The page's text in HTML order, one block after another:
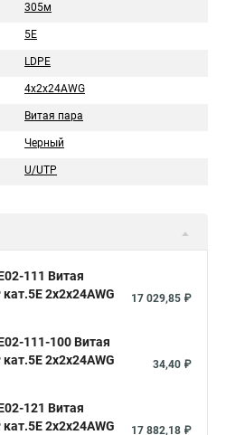
305м
5E
LDPE
4х2х24AWG
Витая пара
Черный
U/UTP
111 Витая
2х2х24AWG
17 029,85 ₽
111-100 Витая
2х2х24AWG
34,40 ₽
121 Витая
2х2х24AWG
17 882,18 ₽